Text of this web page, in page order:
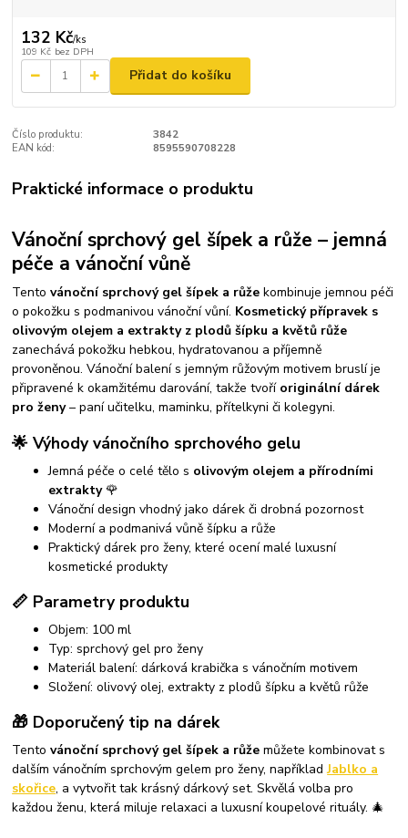
132 Kč/ks
109 Kč bez DPH
Přidat do košíku
Číslo produktu:
3842
EAN kód:
8595590708228
Praktické informace o produktu
Vánoční sprchový gel šípek a růže – jemná
péče a vánoční vůně
Tentovánoční sprchový gel šípek a růže kombinuje jemnou péči
o pokožku s podmanivou vánoční vůní. Kosmetický přípravek s
olivovým olejem a extrakty z plodů šípku a květů růže
zanechává pokožku hebkou, hydratovanou a příjemně
provoněnou. Vánoční balení s jemným růžovým motivem bruslí je
připravené k okamžitému darování, takže tvoří originální dárek
pro ženy– paní učitelku, maminku, přítelkyni či kolegyni.
🌟 Výhody vánočního sprchového gelu
Jemná péče o celé tělo s olivovým olejem a přírodními
extrakty🌹
Vánoční design vhodný jako dárek či drobná pozornost
Moderní a podmanivá vůně šípku a růže
Praktický dárek pro ženy, které ocení malé luxusní
kosmetické produkty
📏 Parametry produktu
Objem: 100 ml
Typ: sprchový gel pro ženy
Materiál balení: dárková krabička s vánočním motivem
Složení: olivový olej, extrakty z plodů šípku a květů růže
🎁 Doporučený tip na dárek
Tentovánoční sprchový gel šípek a růže můžete kombinovat s
dalším vánočním sprchovým gelem pro ženy, napříkladJablko a
skořice, a vytvořit tak krásný dárkový set. Skvělá volba pro
každou ženu, která miluje relaxaci a luxusní koupelové rituály. 🎄